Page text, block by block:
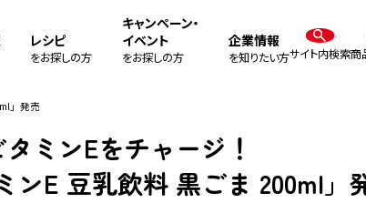
レシピ
をお探しの方
キャンペーン・
イベント
をお探しの方
企業情報
を知りたい方サイト内検索商
」発売
ミンEをチャージ！
ンE 豆乳飲料 黒ごま 200ml」